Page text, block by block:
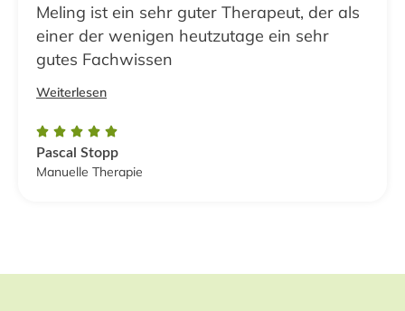
Meling ist ein sehr guter Therapeut, der als
einer der wenigen heutzutage ein sehr
gutes Fachwissen
Weiterlesen
    
Pascal Stopp
Manuelle Therapie